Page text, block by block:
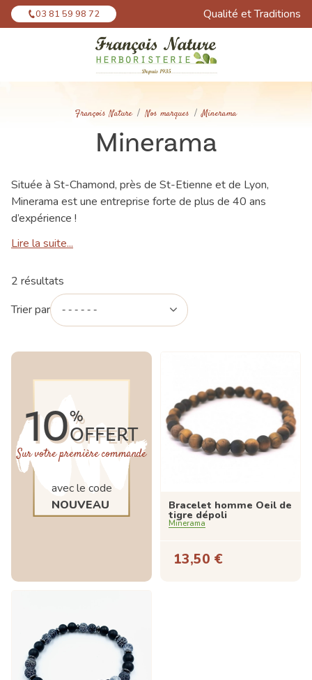
03 81 59 98 72 Qualité et Traditions
François Nature Nos marques Minerama
Minerama
Située à St-Chamond, près de St-Etienne et de Lyon,
Minerama est une entreprise forte de plus de 40 ans
d’expérience !
Lire la suite...
2 résultats
Trier par
10%
OFFERT
Sur votre première commande
avec le code
NOUVEAU
Bracelet homme Oeil de
tigre dépoli
Minerama
13,50 €
Panneau de gestion des cookies